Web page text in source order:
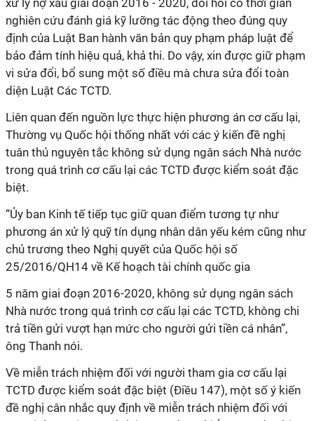
xử lý nợ xấu giai đoạn 2016 - 2020, đòi hỏi có thời gian
nghiên cứu đánh giá kỹ lưỡng tác động theo đúng quy
định của Luật Ban hành văn bản quy phạm pháp luật để
bảo đảm tính hiệu quả, khả thi. Do vậy, xin được giữ phạm
vi sửa đổi, bổ sung một số điều mà chưa sửa đổi toàn
diện Luật Các TCTD.
Liên quan đến nguồn lực thực hiện phương án cơ cấu lại,
Thường vụ Quốc hội thống nhất với các ý kiến đề nghị
tuân thủ nguyên tắc không sử dụng ngân sách Nhà nước
trong quá trình cơ cấu lại các TCTD được kiểm soát đặc
biệt.
“Ủy ban Kinh tế tiếp tục giữ quan điểm tương tự như
phương án xử lý quỹ tín dụng nhân dân yếu kém cũng như
chủ trương theo Nghị quyết của Quốc hội số
25/2016/QH14 về Kế hoạch tài chính quốc gia
5 năm giai đoạn 2016-2020, không sử dụng ngân sách
Nhà nước trong quá trình cơ cấu lại các TCTD, không chi
trả tiền gửi vượt hạn mức cho người gửi tiền cá nhân”,
ông Thanh nói.
Về miễn trách nhiệm đối với người tham gia cơ cấu lại
TCTD được kiểm soát đặc biệt (Điều 147), một số ý kiến
đề nghị cân nhắc quy định về miễn trách nhiệm đối với